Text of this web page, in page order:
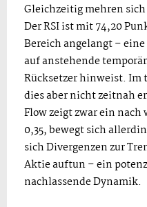
Gleichzeitig mehren
Der RSI ist mit 74,20
Bereich angelangt –
auf anstehende
Rücksetzer hinweist.
dies aber nicht zeitnah
Flow zeigt zwar ein nach
0,35, bewegt sich
sich Divergenzen zur
Aktie auftun – ein
nachlassende Dynamik.